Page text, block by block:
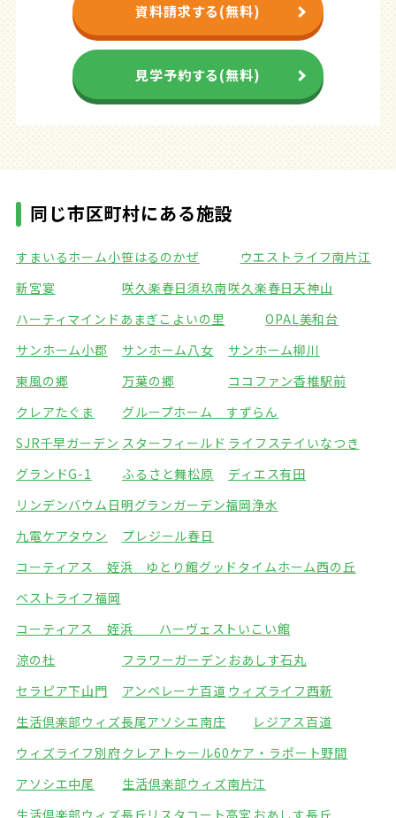
資料請求する(無料)
見学予約する(無料)
同じ市区町村にある施設
すまいるホーム小笹はるのかぜ
ウエストライフ南片江
新宮宴
咲久楽春日須玖南咲久楽春日天神山
ハーティマインドあまぎ こよいの里
OPAL美和台
サンホーム小郡
サンホーム八女
サンホーム柳川
東風の郷
万葉の郷
ココファン香椎駅前
クレアたぐま
グループホーム すずらん
SJR千早ガーデン スターフィールド ライフステイいなつき
グランドG-1
ふるさと舞松原
ディエス有田
リンデンバウム日明グランガーデン福岡浄水
九電ケアタウン
プレジール春日
コーティアス 姪浜 ゆとり館グッドタイムホーム西の丘
ベストライフ福岡
コーティアス 姪浜 ハーヴェストいこい館
涼の杜
フラワーガーデン おあしす石丸
セラピア下山門
アンペレーナ百道 ウィズライフ西新
生活倶楽部ウィズ長尾アソシエ南庄
レジアス百道
ウィズライフ別府クレアトゥール60ケア・ラポート野間
アソシエ中尾
生活倶楽部ウィズ南片江
生活倶楽部ウィズ長丘リスタコート高宮 おあしす長丘